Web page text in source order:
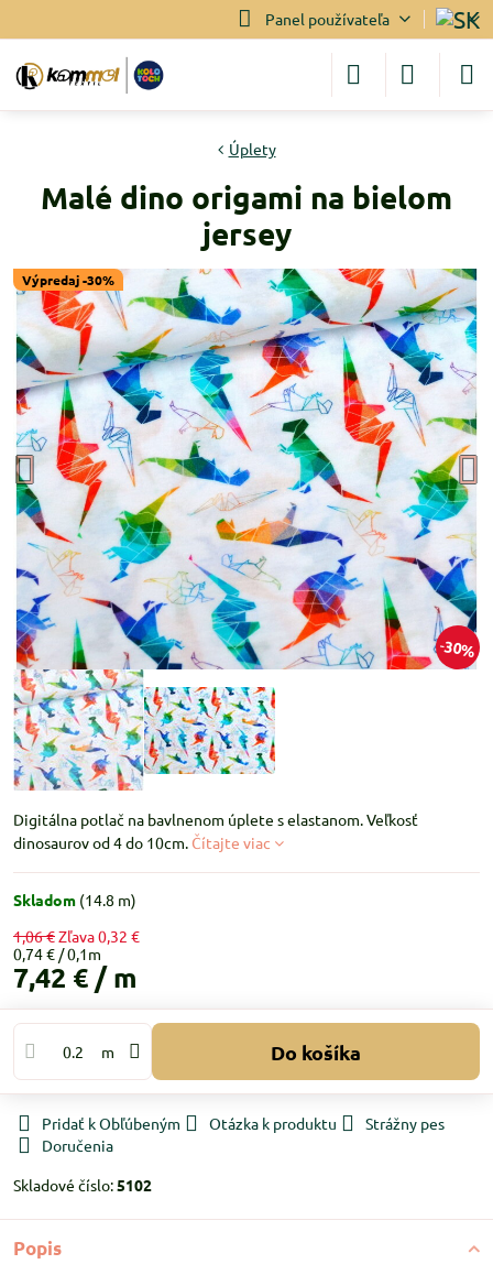
Panel používateľa
Výpredaj -30%
30%
Úplety
Malé dino origami na bielom
jersey
Digitálna potlač na bavlnenom úplete s elastanom. Veľkosť
dinosaurov od 4 do 10cm. Čítajte viac
Skladom (14.8 m)
1,06 €Zľava0,32 €
0,74 €
7,42 € / m
m Do košíka
Pridať k Obľúbeným Otázka k produktu
Strážny pes
Doručenia
Skladové číslo:5102
Popis